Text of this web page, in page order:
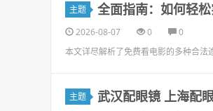
主题 全面指南：如何轻
2026-08-07 0
0
本文详尽解析了免费看电影的多种合法
主题 武汉配眼镜 上海配